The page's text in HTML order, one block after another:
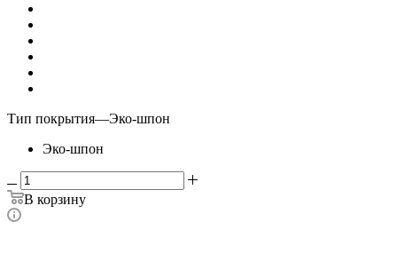
Тип покрытия—Эко-шпон
Эко-шпон
В корзину